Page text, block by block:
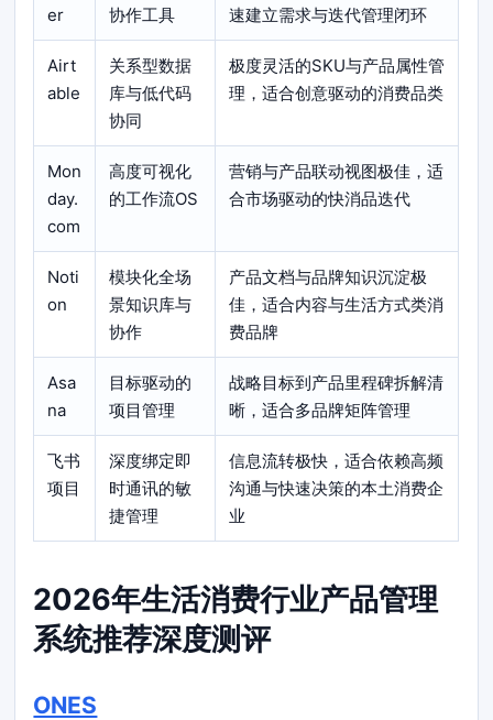
er
协作工具
速建立需求与迭代管理闭环
Airt
able
关系型数据
库与低代码
协同
极度灵活的SKU与产品属性管
理，适合创意驱动的消费品类
Mon
day.
com
高度可视化
的工作流OS
营销与产品联动视图极佳，适
合市场驱动的快消品迭代
Noti
on
模块化全场
景知识库与
协作
产品文档与品牌知识沉淀极
佳，适合内容与生活方式类消
费品牌
Asa
na
目标驱动的
项目管理
战略目标到产品里程碑拆解清
晰，适合多品牌矩阵管理
飞书
项目
深度绑定即
时通讯的敏
捷管理
信息流转极快，适合依赖高频
沟通与快速决策的本土消费企
业
2026年生活消费行业产品管理
系统推荐深度测评
ONES